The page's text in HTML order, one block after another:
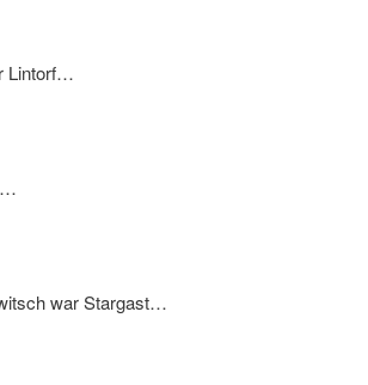
Lintorf…
war Stargast…